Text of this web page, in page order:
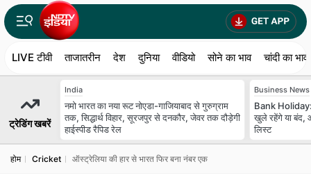
LIVE टीवी ताजातरीन देश दुनिया वीडियो सोने का भाव चांदी का भाव
ट्रेडिंग खबरें
India
नमो भारत का नया रूट नोएडा-गाजियाबाद से गुरुग्राम
तक, सिद्धार्थ विहार, सूरजपुर से दनकौर, जेवर तक दौड़ेगी
हाईस्पीड रैपिड रेल
Business News
Bank
खुले रहेंगे या बंद,
लिस्ट
होम Cricket ऑस्ट्रेलिया की हार से भारत फिर बना नंबर एक